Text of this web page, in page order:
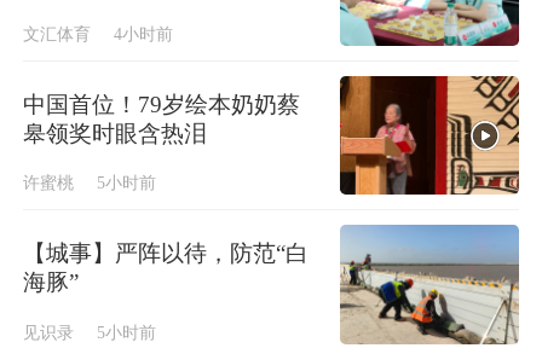
文汇体育 4小时前
中国首位！79岁绘本奶奶蔡
皋领奖时眼含热泪
许蜜桃 5小时前
【城事】严阵以待，防范“白
海豚”
见识录 5小时前